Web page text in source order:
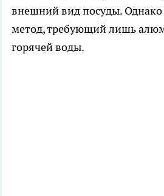
внешний вид посуды.
метод, требующий лишь
горячей воды.